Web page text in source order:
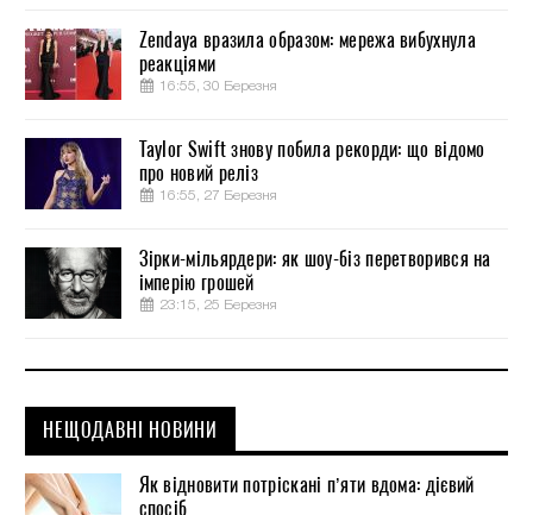
Zendaya вразила образом: мережа вибухнула
реакціями
16:55, 30 Березня
Taylor Swift знову побила рекорди: що відомо
про новий реліз
16:55, 27 Березня
Зірки-мільярдери: як шоу-біз перетворився на
імперію грошей
23:15, 25 Березня
НЕЩОДАВНІ НОВИНИ
Як відновити потріскані п’яти вдома: дієвий
спосіб